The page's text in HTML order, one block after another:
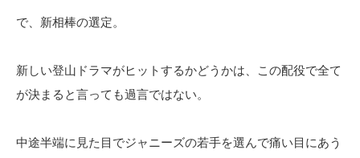
で、新相棒の選定。
新しい登山ドラマがヒットするかどうかは、この配役で全て
が決まると言っても過言ではない。
中途半端に見た目でジャニーズの若手を選んで痛い目にあう